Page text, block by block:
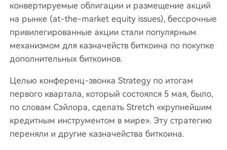
конвертируемые облигации и размещение акций
на рынке (at-the-market equity issues), бессрочные
привилегированные акции стали популярным
механизмом для казначейств биткоина по покупке
дополнительных биткоинов.
Целью конференц-звонка Strategy по итогам
первого квартала, который состоялся 5 мая, было,
по словам Сэйлора, сделать Stretch «крупнейшим
кредитным инструментом в мире». Эту стратегию
переняли и другие казначейства биткоина.